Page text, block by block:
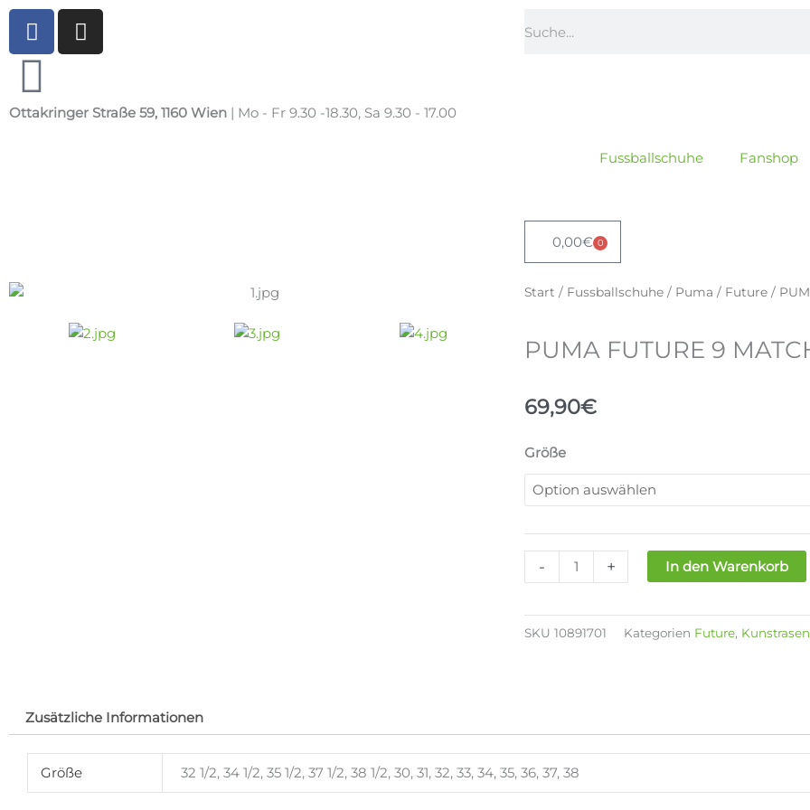
Zum
Inhalt
springen
F
a
c
e
b
I
n
a
Ottakringer Straße 59, 1160 Wien | Mo - Fr 9.30 -18.30, Sa 9.30 - 17.00
Fussballschuhe Fanshop
0,00€ 0
Warenkorb
Start / Fussballschuhe / Puma / Future /
PUMA FUTURE 9
69,90€
Größe
-
PUMA
FUTURE
MG
Menge
+ In den Warenkorb
SKU 10891701 Kategorien Future,
Zusätzliche Informationen
Größe 32 1/2, 34 1/2, 35 1/2, 37 1/2, 38 1/2, 30, 31, 32, 33, 34, 35, 36, 37, 38